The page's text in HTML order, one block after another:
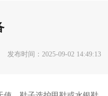
发布时间：2025-09-02 14:49:13